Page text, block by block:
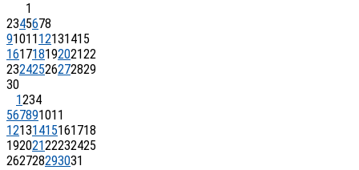
1
2345678
91011 12131415
16171819202122
23242526272829
30
1234
567891011
12131415161718
19202122232425
262728293031